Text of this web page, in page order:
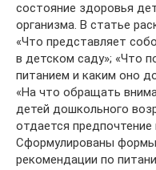
состояние здоровья
организма. В статье
«Что представляет
в детском саду»; «Что
питанием и каким оно
«На что обращать
детей дошкольного
отдается предпочтение
Сформулированы
рекомендации по